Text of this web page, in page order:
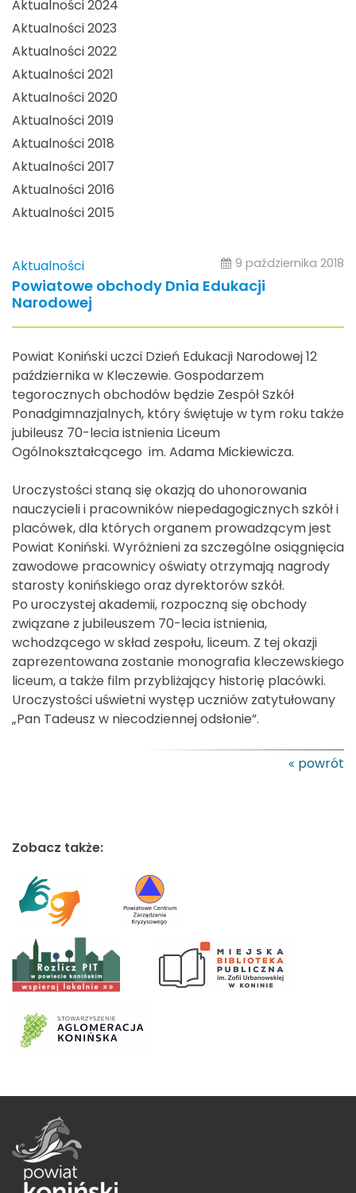
Aktualności 2024
Aktualności 2023
Aktualności 2022
Aktualności 2021
Aktualności 2020
Aktualności 2019
Aktualności 2018
Aktualności 2017
Aktualności 2016
Aktualności 2015
Aktualności 9 października 2018
Powiatowe obchody Dnia Edukacji
Narodowej
Powiat Koniński uczci Dzień Edukacji Narodowej 12
października w Kleczewie. Gospodarzem
tegorocznych obchodów będzie Zespół Szkół
Ponadgimnazjalnych, który świętuje w tym roku także
jubileusz 70-lecia istnienia Liceum
Ogólnokształcącego im. Adama Mickiewicza.
Uroczystości staną się okazją do uhonorowania
nauczycieli i pracowników niepedagogicznych szkół i
placówek, dla których organem prowadzącym jest
Powiat Koniński. Wyróżnieni za szczególne osiągnięcia
zawodowe pracownicy oświaty otrzymają nagrody
starosty konińskiego oraz dyrektorów szkół.
Po uroczystej akademii, rozpoczną się obchody
związane z jubileuszem 70-lecia istnienia,
wchodzącego w skład zespołu, liceum. Z tej okazji
zaprezentowana zostanie monografia kleczewskiego
liceum, a także film przybliżający historię placówki.
Uroczystości uświetni występ uczniów zatytułowany
„Pan Tadeusz w niecodziennej odsłonie”.
powrót
Zobacz także: